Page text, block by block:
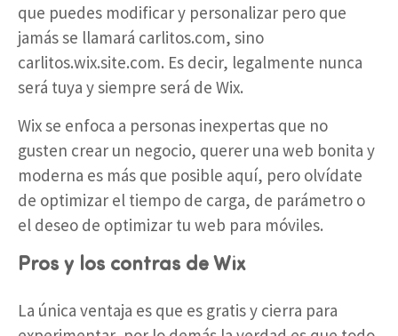
que puedes modificar y personalizar pero que
jamás se llamará carlitos.com, sino
carlitos.wix.site.com. Es decir, legalmente nunca
será tuya y siempre será de Wix.
Wix se enfoca a personas inexpertas que no
gusten crear un negocio, querer una web bonita y
moderna es más que posible aquí, pero olvídate
de optimizar el tiempo de carga, de parámetro o
el deseo de optimizar tu web para móviles.
Pros y los contras de Wix
La única ventaja es que es gratis y cierra para